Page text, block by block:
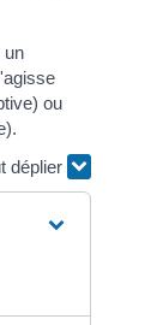
un
ou
déplier